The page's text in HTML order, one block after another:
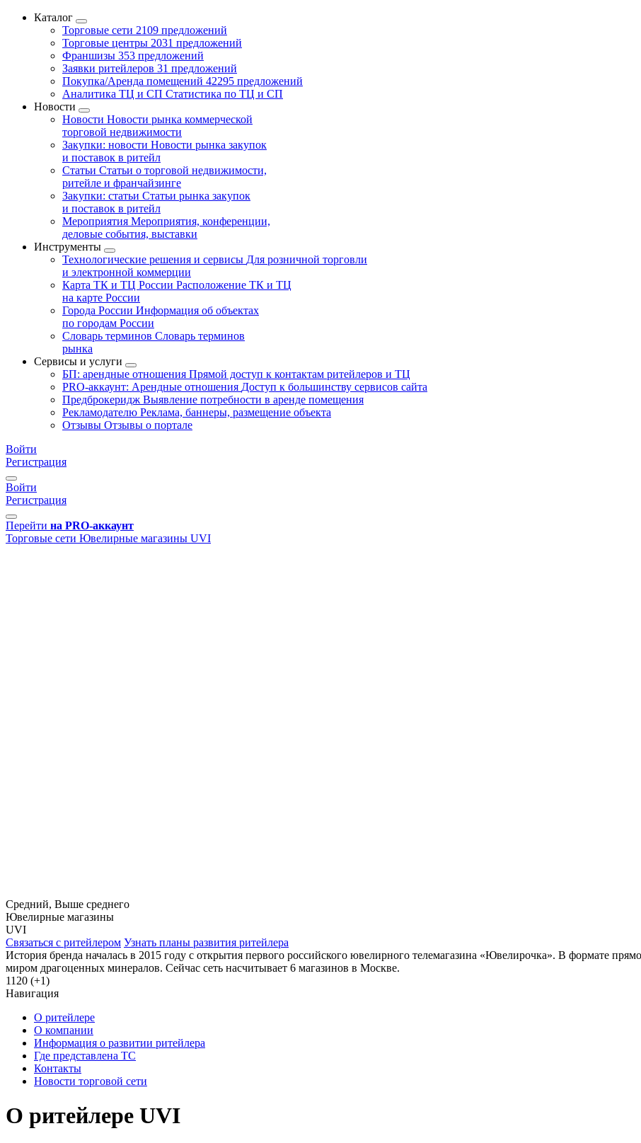
Каталог
Торговые сети 2109 предложений
Торговые центры 2031 предложений
Франшизы 353 предложений
Заявки ритейлеров 31 предложений
Покупка/Аренда помещений 42295 предложений
Аналитика ТЦ и СП Статистика по ТЦ и СП
Новости
Новости Новости рынка коммерческой
торговой недвижимости
Закупки: новости Новости рынка закупок
и поставок в ритейл
Статьи Статьи о торговой недвижимости,
ритейле и франчайзинге
Закупки: статьи Статьи рынка закупок
и поставок в ритейл
Мероприятия Мероприятия, конференции,
деловые события, выставки
Инструменты
Технологические решения и сервисы Для розничной торговли
и электронной коммерции
Карта ТК и ТЦ России Расположение ТК и ТЦ
на карте России
Города России Информация об объектах
по городам России
Словарь терминов Словарь терминов
рынка
Сервисы и услуги
БП: арендные отношения Прямой доступ к контактам ритейлеров и ТЦ
PRO-аккаунт: Арендные отношения Доступ к большинству сервисов сайта
Предброкеридж Выявление потребности в аренде помещения
Рекламодателю Реклама, баннеры, размещение объекта
Отзывы Отзывы о портале
Войти
Регистрация
Войти
Регистрация
Перейти на PRO-аккаунт
Торговые сети Ювелирные магазины UVI
Средний, Выше среднего
Ювелирные магазины
UVI
Связаться с ритейлером Узнать планы развития ритейлера
История бренда началась в 2015 году с открытия первого российского ювелирного телемагазина «Ювелирочка». В формате
миром драгоценных минералов. Сейчас сеть насчитывает 6 магазинов в Москве.
1120 (+1)
Навигация
О ритейлере
О компании
Информация о развитии ритейлера
Где представлена ТС
Контакты
Новости торговой сети
О ритейлере UVI